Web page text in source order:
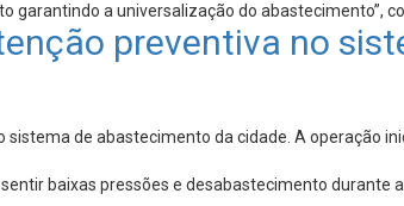
a universalização do abastecimento”,
preventiva no
de abastecimento da cidade. A operação
baixas pressões e desabastecimento durante